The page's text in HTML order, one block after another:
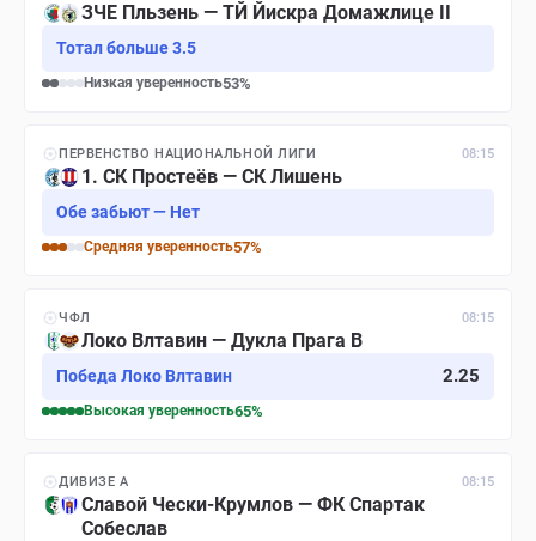
ЗЧЕ Пльзень — ТЙ Йискра Домажлице II
Тотал больше 3.5
Низкая уверенность53%
ПЕРВЕНСТВО НАЦИОНАЛЬНОЙ ЛИГИ 08:15
1. СК Простеёв — СК Лишень
Обе забьют — Нет
Средняя уверенность57%
ЧФЛ 08:15
Локо Влтавин — Дукла Прага B
Победа Локо Влтавин 2.25
Высокая уверенность65%
ДИВИЗЕ A 08:15
Славой Чески-Крумлов — ФК Спартак
Собеслав